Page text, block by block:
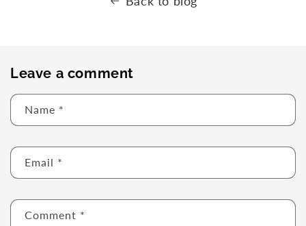
Leave a comment
Name *
Email *
Comment *